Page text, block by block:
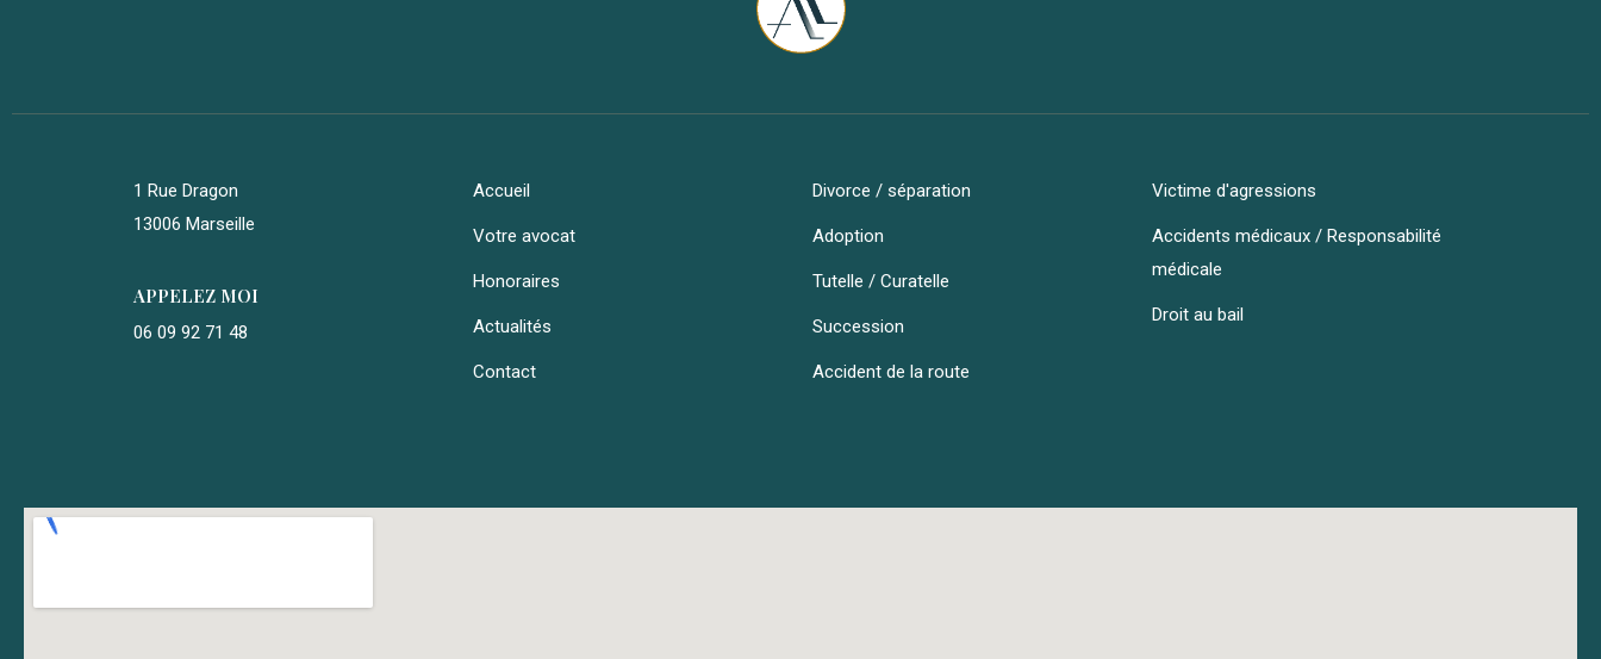
1 Rue Dragon
13006 Marseille
APPELEZ MOI
06 09 92 71 48
Accueil
Votre avocat
Honoraires
Actualités
Contact
Divorce / séparation
Adoption
Tutelle / Curatelle
Succession
Accident de la route
Victime d'agressions
Accidents médicaux / Responsabilité
médicale
Droit au bail